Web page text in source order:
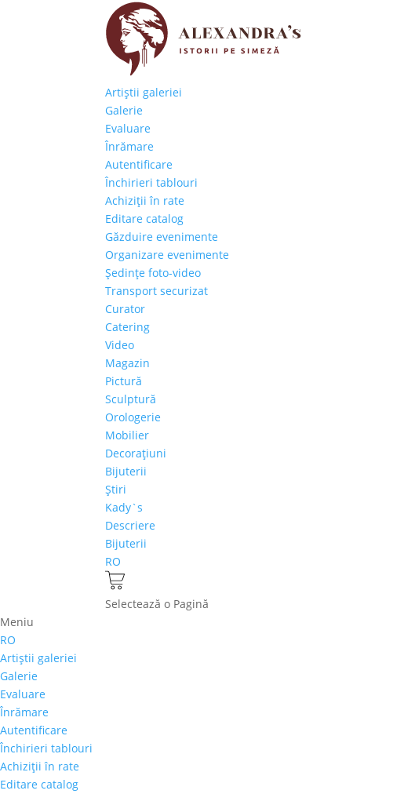
Artiştii galeriei
Galerie
Evaluare
Înrămare
Autentificare
Închirieri tablouri
Achiziţii în rate
Editare catalog
Găzduire evenimente
Organizare evenimente
Şedinţe foto-video
Transport securizat
Curator
Catering
Video
Magazin
Pictură
Sculptură
Orologerie
Mobilier
Decoraţiuni
Bijuterii
Ştiri
Kady`s
Descriere
Bijuterii
RO
Selectează o Pagină
Meniu
RO
Artiştii galeriei
Galerie
Evaluare
Înrămare
Autentificare
Închirieri tablouri
Achiziţii în rate
Editare catalog